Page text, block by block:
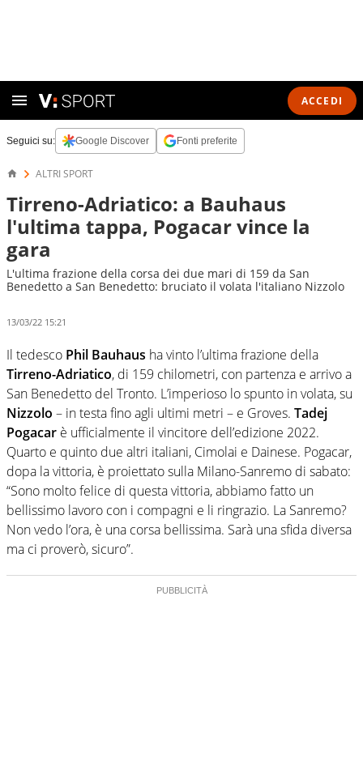
ACCEDI
Seguici su: Google Discover Fonti preferite
ALTRI SPORT
Tirreno-Adriatico: a Bauhaus
l'ultima tappa, Pogacar vince la
gara
L'ultima frazione della corsa dei due mari di 159 da San
Benedetto a San Benedetto: bruciato il volata l'italiano Nizzolo
13/03/22 15:21
Il tedesco Phil Bauhaus ha vinto l’ultima frazione della
Tirreno-Adriatico, di 159 chilometri, con partenza e arrivo a
San Benedetto del Tronto. L’imperioso lo spunto in volata, su
Nizzolo – in testa fino agli ultimi metri – e Groves. Tadej
Pogacar è ufficialmente il vincitore dell’edizione 2022.
Quarto e quinto due altri italiani, Cimolai e Dainese. Pogacar,
dopa la vittoria, è proiettato sulla Milano-Sanremo di sabato:
“Sono molto felice di questa vittoria, abbiamo fatto un
bellissimo lavoro con i compagni e li ringrazio. La Sanremo?
Non vedo l’ora, è una corsa bellissima. Sarà una sfida diversa
ma ci proverò, sicuro”.